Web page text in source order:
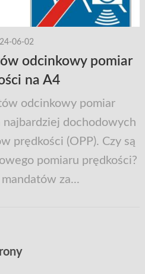
06-02
odcinkowy pomiar
na A4
odcinkowy pomiar
najbardziej dochodowych
prędkości (OPP). Czy są
pomiaru prędkości?
za...